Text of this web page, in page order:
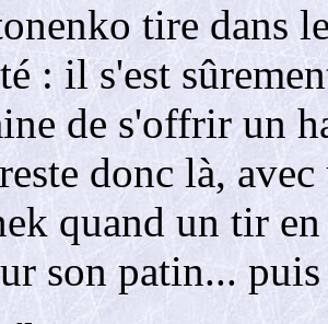
tire dans
: il s'est
de s'offrir un
donc là,
quand un tir
son patin...